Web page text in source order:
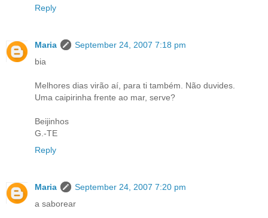
Reply
Maria
September 24, 2007 7:18 pm
bia
Melhores dias virão aí, para ti também. Não duvides.
Uma caipirinha frente ao mar, serve?
Beijinhos
G.-TE
Reply
Maria
September 24, 2007 7:20 pm
a saborear